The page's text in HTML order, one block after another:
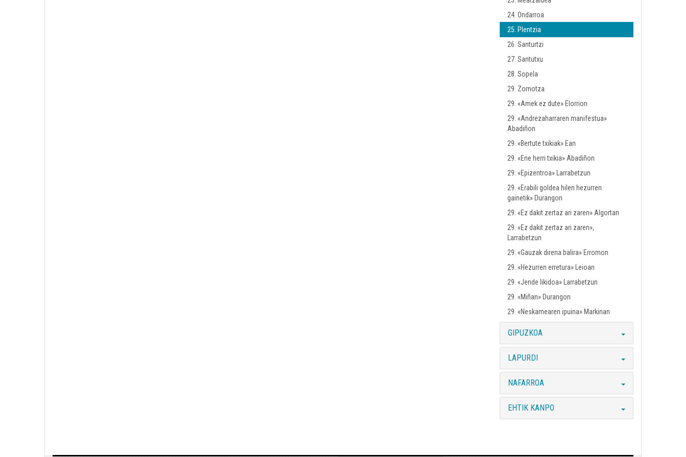
24. Ondarroa
25. Plentzia
26. Santurtzi
27. Santutxu
28. Sopela
29. Zornotza
29. «Amek ez dute» Elorrion
29. «Andrezaharraren manifestua»
Abadiñon
29. «Bertute txikiak» Ean
29. «Ene herri txikia» Abadiñon
29. «Epizentroa» Larrabetzun
29. «Erabili goldea hilen hezurren
gainetik» Durangon
29. «Ez dakit zertaz ari zaren» Algortan
29. «Ez dakit zertaz ari zaren»,
Larrabetzun
29. «Gauzak direna balira» Erromon
29. «Hezurren erretura» Leioan
29. «Jende likidoa» Larrabetzun
29. «Miñan» Durangon
29. «Neskamearen ipuina» Markinan
GIPUZKOA
LAPURDI
NAFARROA
EHTIK KANPO